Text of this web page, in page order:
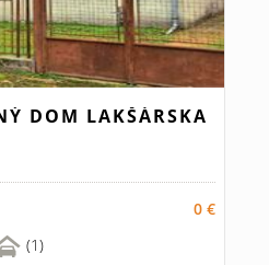
DOM LAKŠÁRSKA
0 €
(1)